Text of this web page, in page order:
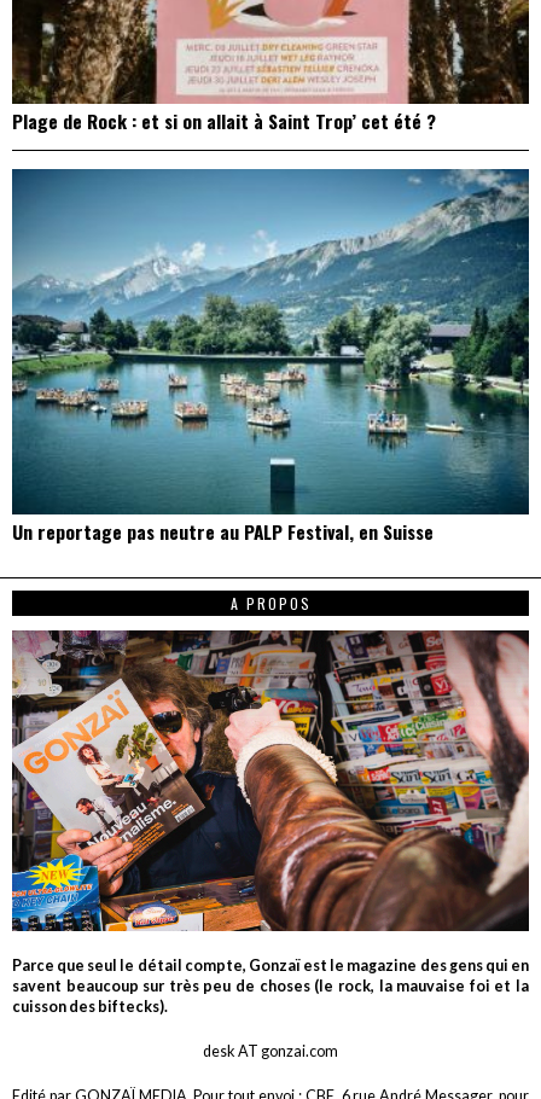
Plage de Rock : et si on allait à Saint Trop’ cet été ?
Un reportage pas neutre au PALP Festival, en Suisse
A PROPOS
Parce que seul le détail compte, Gonzaï est le magazine des gens qui en
savent beaucoup sur très peu de choses (le rock, la mauvaise foi et la
cuisson des biftecks).
desk AT gonzai.com